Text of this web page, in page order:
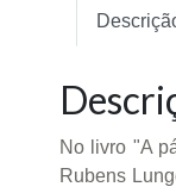
No livro "A
Rubens